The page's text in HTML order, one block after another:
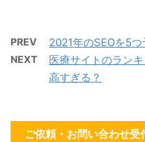
PREV 2021年のSEOを5つ
NEXT
医療サイトのラン
高すぎる？
ご依頼・お問い合わせ受